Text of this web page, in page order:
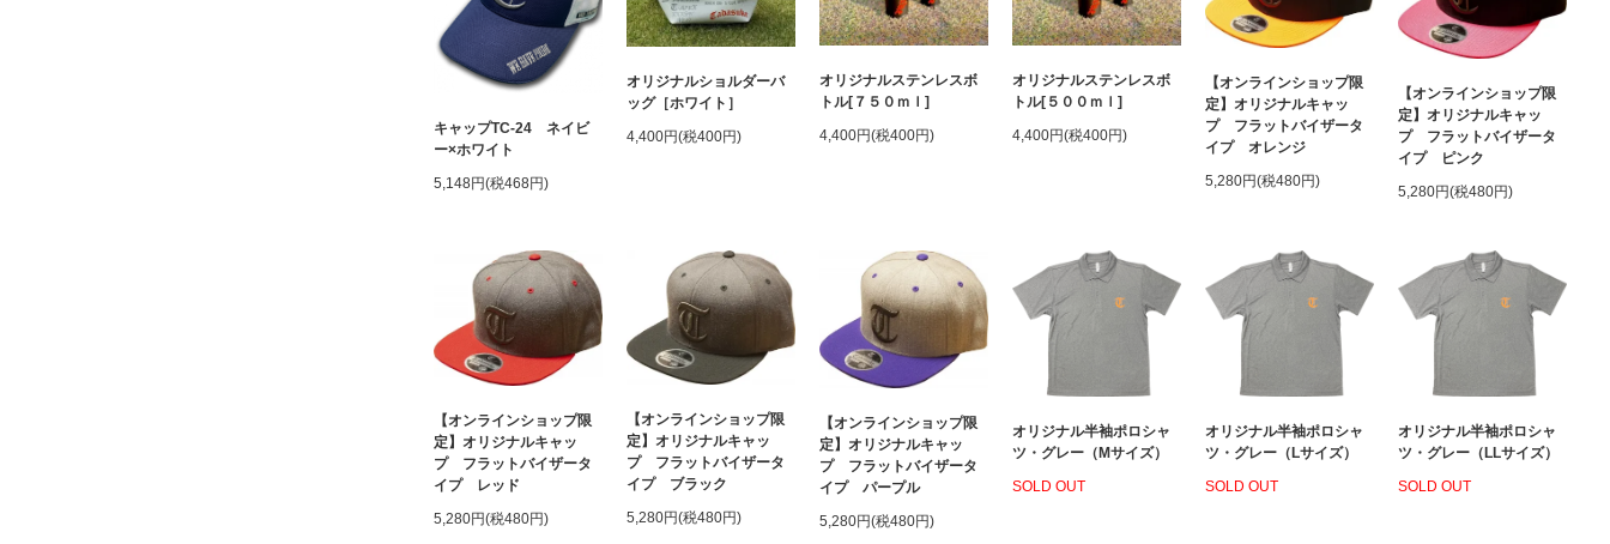
キャップTC-24 ネイビ
ー×ホワイト
5,148円(税468円)
オリジナルショルダーバ
ッグ［ホワイト］
4,400円(税400円)
オリジナルステンレスボ
トル[７５０ｍｌ]
4,400円(税400円)
オリジナルステンレスボ
トル[５００ｍｌ]
4,400円(税400円)
【オンラインショップ限
定】オリジナルキャッ
プ フラットバイザータ
イプ オレンジ
5,280円(税480円)
【オンラインショップ限
定】オリジナルキャッ
プ フラットバイザータ
イプ ピンク
5,280円(税480円)
【オンラインショップ限
定】オリジナルキャッ
プ フラットバイザータ
イプ レッド
5,280円(税480円)
【オンラインショップ限
定】オリジナルキャッ
プ フラットバイザータ
イプ ブラック
5,280円(税480円)
【オンラインショップ限
定】オリジナルキャッ
プ フラットバイザータ
イプ パープル
5,280円(税480円)
オリジナル半袖ポロシャ
ツ・グレー（Mサイズ）
SOLD OUT
オリジナル半袖ポロシャ
ツ・グレー（Lサイズ）
SOLD OUT
オリジナル半袖ポロシャ
ツ・グレー（LLサイズ）
SOLD OUT